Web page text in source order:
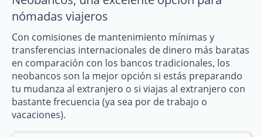
nómadas viajeros
Con comisiones de mantenimiento mínimas y
transferencias internacionales de dinero más baratas
en comparación con los bancos tradicionales, los
neobancos son la mejor opción si estás preparando
tu mudanza al extranjero o si viajas al extranjero con
bastante frecuencia (ya sea por de trabajo o
vacaciones).